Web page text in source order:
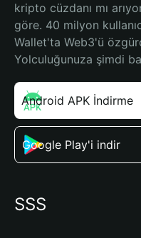
kripto cüzdanı mı
göre. 40 milyon
Wallet'ta Web3'ü
Yolculuğunuza şimdi
Android APK İndirme
Google Play'i indir
SSS